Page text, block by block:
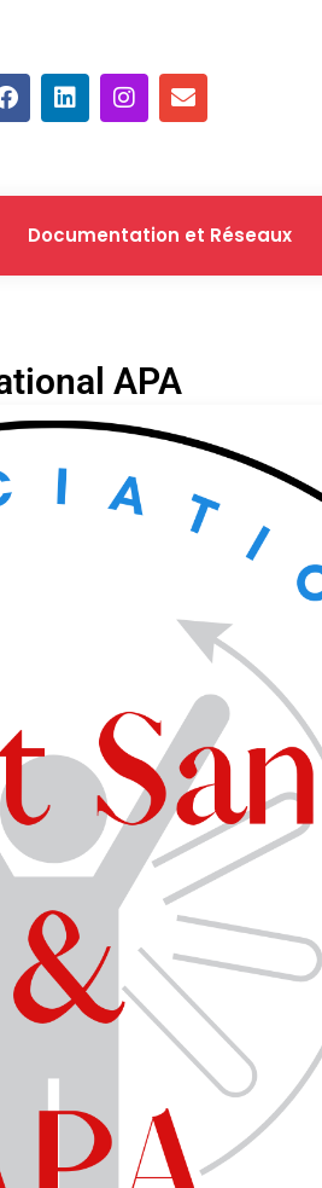
Documentation et Réseaux
APA